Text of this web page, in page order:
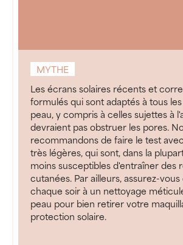
MYTHE
Les écrans solaires récents et
formulés qui sont adaptés à tous
peau, y compris à celles sujettes à
devraient pas obstruer les pores.
recommandons de faire le test
très légères, qui sont, dans la
moins susceptibles d'entraîner des
cutanées. Par ailleurs, assurez-
chaque soir à un nettoyage
peau pour bien retirer votre
protection solaire.